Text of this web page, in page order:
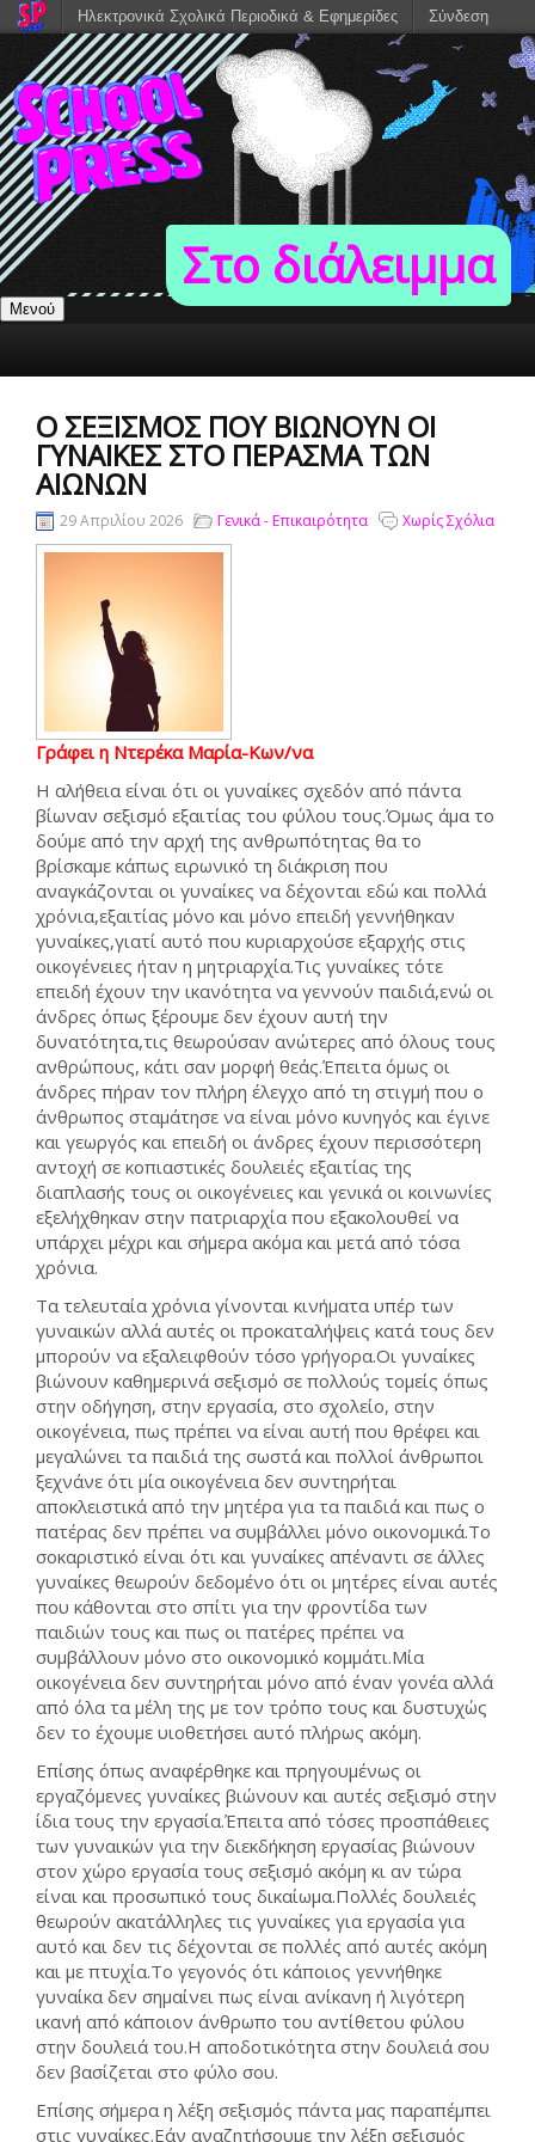
Στο διάλειμμα
Μενού
Ο ΣΕΞΙΣΜΌΣ ΠΟΥ ΒΙΏΝΟΥΝ ΟΙ
ΓΥΝΑΊΚΕΣ ΣΤΟ ΠΈΡΑΣΜΑ ΤΩΝ
ΑΙΏΝΩΝ
29 Απριλίου 2026 Γενικά - Επικαιρότητα Χωρίς Σχόλια
Γράφει η Ντερέκα Μαρία-Κων/να
Η αλήθεια είναι ότι οι γυναίκες σχεδόν από πάντα
βίωναν σεξισμό εξαιτίας του φύλου τους.Όμως άμα το
δούμε από την αρχή της ανθρωπότητας θα το
βρίσκαμε κάπως ειρωνικό τη διάκριση που
αναγκάζονται οι γυναίκες να δέχονται εδώ και πολλά
χρόνια,εξαιτίας μόνο και μόνο επειδή γεννήθηκαν
γυναίκες,γιατί αυτό που κυριαρχούσε εξαρχής στις
οικογένειες ήταν η μητριαρχία.Τις γυναίκες τότε
επειδή έχουν την ικανότητα να γεννούν παιδιά,ενώ οι
άνδρες όπως ξέρουμε δεν έχουν αυτή την
δυνατότητα,τις θεωρούσαν ανώτερες από όλους τους
ανθρώπους, κάτι σαν μορφή θεάς.Έπειτα όμως οι
άνδρες πήραν τον πλήρη έλεγχο από τη στιγμή που ο
άνθρωπος σταμάτησε να είναι μόνο κυνηγός και έγινε
και γεωργός και επειδή οι άνδρες έχουν περισσότερη
αντοχή σε κοπιαστικές δουλειές εξαιτίας της
διαπλασής τους οι οικογένειες και γενικά οι κοινωνίες
εξελήχθηκαν στην πατριαρχία που εξακολουθεί να
υπάρχει μέχρι και σήμερα ακόμα και μετά από τόσα
χρόνια.
Τα τελευταία χρόνια γίνονται κινήματα υπέρ των
γυναικών αλλά αυτές οι προκαταλήψεις κατά τους δεν
μπορούν να εξαλειφθούν τόσο γρήγορα.Οι γυναίκες
βιώνουν καθημερινά σεξισμό σε πολλούς τομείς όπως
στην οδήγηση, στην εργασία, στο σχολείο, στην
οικογένεια, πως πρέπει να είναι αυτή που θρέφει και
μεγαλώνει τα παιδιά της σωστά και πολλοί άνθρωποι
ξεχνάνε ότι μία οικογένεια δεν συντηρήται
αποκλειστικά από την μητέρα για τα παιδιά και πως ο
πατέρας δεν πρέπει να συμβάλλει μόνο οικονομικά.Το
σοκαριστικό είναι ότι και γυναίκες απέναντι σε άλλες
γυναίκες θεωρούν δεδομένο ότι οι μητέρες είναι αυτές
που κάθονται στο σπίτι για την φροντίδα των
παιδιών τους και πως οι πατέρες πρέπει να
συμβάλλουν μόνο στο οικονομικό κομμάτι.Μία
οικογένεια δεν συντηρήται μόνο από έναν γονέα αλλά
από όλα τα μέλη της με τον τρόπο τους και δυστυχώς
δεν το έχουμε υιοθετήσει αυτό πλήρως ακόμη.
Επίσης όπως αναφέρθηκε και πρηγουμένως οι
εργαζόμενες γυναίκες βιώνουν και αυτές σεξισμό στην
ίδια τους την εργασία.Έπειτα από τόσες προσπάθειες
των γυναικών για την διεκδήκηση εργασίας βιώνουν
στον χώρο εργασία τους σεξισμό ακόμη κι αν τώρα
είναι και προσωπικό τους δικαίωμα.Πολλές δουλειές
θεωρούν ακατάλληλες τις γυναίκες για εργασία για
αυτό και δεν τις δέχονται σε πολλές από αυτές ακόμη
και με πτυχία.Το γεγονός ότι κάποιος γεννήθηκε
γυναίκα δεν σημαίνει πως είναι ανίκανη ή λιγότερη
ικανή από κάποιον άνθρωπο του αντίθετου φύλου
στην δουλειά του.Η αποδοτικότητα στην δουλειά σου
δεν βασίζεται στο φύλο σου.
Επίσης σήμερα η λέξη σεξισμός πάντα μας παραπέμπει
στις γυναίκες.Εάν αναζητήσουμε την λέξη σεξισμός
Ηλεκτρονικά Σχολικά Περιοδικά & Εφημερίδες Σύνδεση